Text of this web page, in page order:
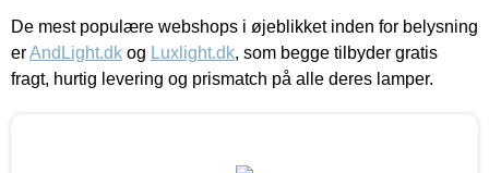
De mest populære webshops i øjeblikket inden for belysning
erAndLight.dk og Luxlight.dk, som begge tilbyder gratis
fragt, hurtig levering og prismatch på alle deres lamper.